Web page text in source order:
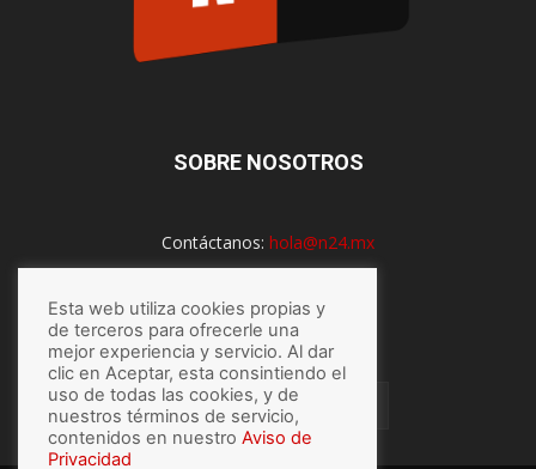
SOBRE NOSOTROS
Contáctanos: hola@n24.mx
SÍGUENOS
Esta web utiliza cookies propias y
de terceros para ofrecerle una
mejor experiencia y servicio. Al dar
clic en Aceptar, esta consintiendo el
uso de todas las cookies, y de
nuestros términos de servicio,
contenidos en nuestro Aviso de
Privacidad